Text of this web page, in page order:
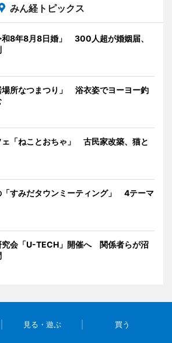
みん経トピックス
和8年8月8日婚」 300人超が婚姻届、
場所なつまつり」 浴衣姿でヨーヨー釣
ェ「ねことおちゃ」 古民家改築、猫と
「すみだタウンミーティング」 4テーマ
究会「U-TECH」開催へ 関係者らが沼
見る・遊ぶ 買う